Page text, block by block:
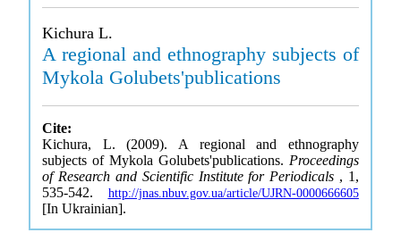
Kichura L.
A regional and ethnography subjects of
Mykola Golubets'publications
Cite:
Kichura, L. (2009). A regional and ethnography
subjects of Mykola Golubets'publications. Proceedings
of Research and Scientific Institute for Periodicals , 1,
535-542. http://jnas.nbuv.gov.ua/article/UJRN-0000666605
[In Ukrainian].